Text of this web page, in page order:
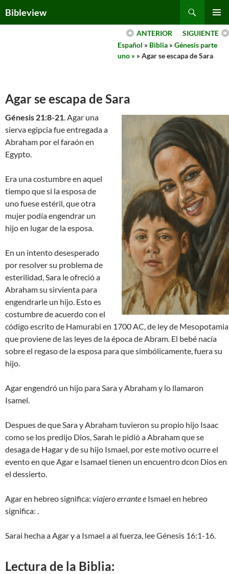
toBibleview
MENU
SIGUIENTE
ANTERIOR
Español » Biblia » Génesis parte
uno » » Agar se escapa de Sara
Agar se escapa de Sara
Génesis 21:8-21. Agar una
sierva egipcia fue entregada a
Abraham por el faraón en
Egypto.
Era una costumbre en aquel
tiempo que si la esposa de
uno fuese estéril, que otra
mujer podía engendrar un
hijo en lugar de la esposa.
En un intento desesperado
por resolver su problema de
esterilidad, Sara le ofreció a
Abraham su sirvienta para
engendrarle un hijo. Esto es
costumbre de acuerdo con el
código escrito de Hamurabi en 1700 AC, de ley de Mesopotamia
que proviene de las leyes de la época de Abram. El bebé nacía
sobre el regaso de la esposa para que simbólicamente, fuera su
hijo.
Agar engendró un hijo para Sara y Abraham y lo llamaron
Isamel.
Despues de que Sara y Abraham tuvieron su propio hijo Isaac
como se los predijo Dios, Sarah le pidió a Abraham que se
desaga de Hagar y de su hijo Ismael, por este motivo ocurre el
evento en que Agar e Isamael tienen un encuentro dcon Dios en
el dessierto.
Agar en hebreo significa: viajero errante e Ismael en hebreo
significa: .
Sarai hecha a Agar y a Ismael a al fuerza, lee Génesis 16:1-16.
Lectura de la Biblia: